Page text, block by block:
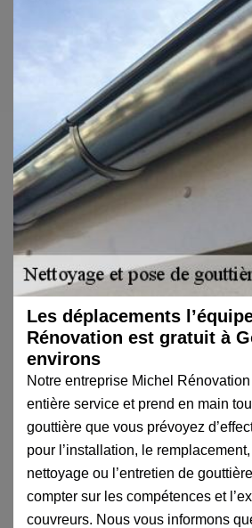
Les déplacements
Rénovation est gratuit à
environs
Notre entreprise Michel
entière service et prend en main
gouttière que vous prévoyez
pour l’installation, le
nettoyage ou l’entretien de
compter sur les compétences et
couvreurs. Nous vous informons